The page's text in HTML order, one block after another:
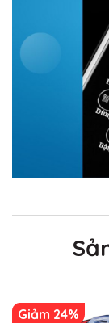
Giảm 24%